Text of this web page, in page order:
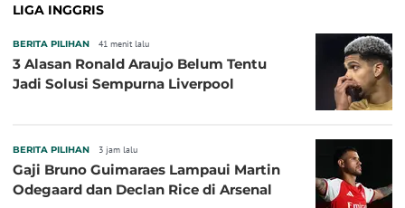
LIGA INGGRIS
BERITA PILIHAN 41 menit lalu
3 Alasan Ronald Araujo Belum Tentu
Jadi Solusi Sempurna Liverpool
BERITA PILIHAN 3 jam lalu
Gaji Bruno Guimaraes Lampaui Martin
Odegaard dan Declan Rice di Arsenal